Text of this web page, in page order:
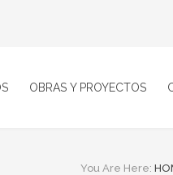
OBRAS Y PROYECTOS
You Are Here: